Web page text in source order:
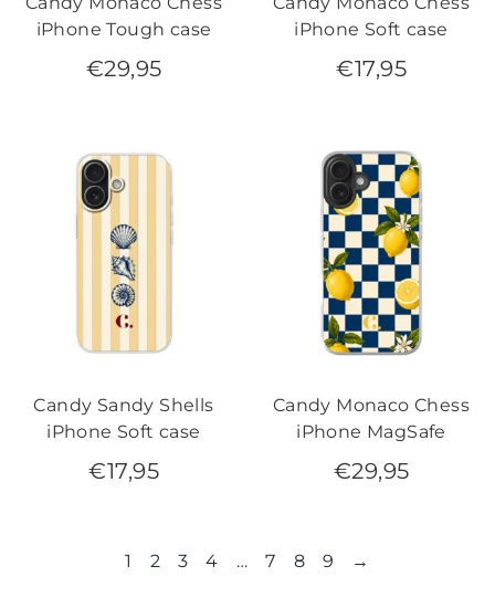
iPhone Tough case
€29,95
iPhone Soft case
€17,95
Candy Sandy Shells
iPhone Soft case
€17,95
Candy Monaco Chess
iPhone MagSafe
€29,95
1 2 3 4 … 7 8 9 →